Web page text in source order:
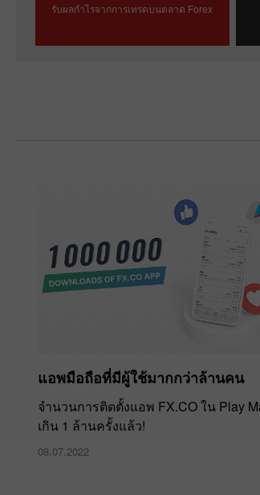
รับผลกำไรจากการเทรดบนตลาด Forex
แอพมือถือที่มีผู้ใช้มากกว่าล้านคน
จำนวนการติดตั้งแอพ FX.CO ใน Play
เกิน 1 ล้านครั้งแล้ว!
08.07.2022